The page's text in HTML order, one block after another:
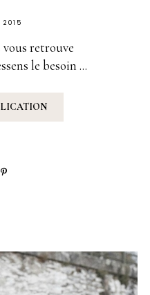
2015
vous retrouve
le besoin ...